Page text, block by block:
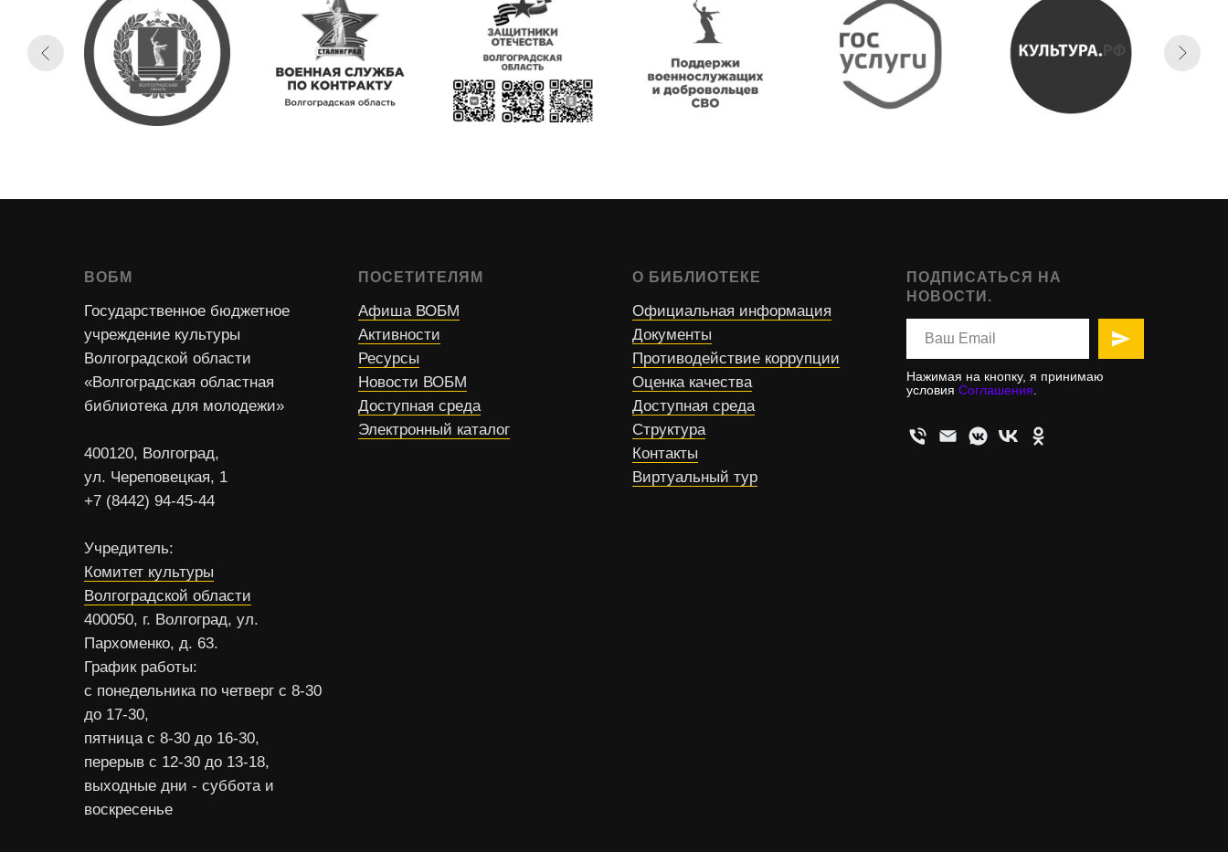
ВОБМ
Государственное бюджетное
учреждение культуры
Волгоградской области
«Волгоградская областная
библиотека для молодежи»
400120, Волгоград,
ул. Череповецкая, 1
+7 (8442) 94-45-44
Учредитель:
Комитет культуры
Волгоградской области
400050, г. Волгоград, ул.
Пархоменко, д. 63.
График работы:
с понедельника по четверг с 8-30
до 17-30,
пятница с 8-30 до 16-30,
перерыв с 12-30 до 13-18,
выходные дни - суббота и
воскресенье
ПОСЕТИТЕЛЯМ
Афиша ВОБМ
Активности
Ресурсы
Новости ВОБМ
Доступная среда
Электронный каталог
О БИБЛИОТЕКЕ
Официальная информация
Документы
Противодействие коррупции
Оценка качества
Доступная среда
Структура
Контакты
Виртуальный тур
ПОДПИСАТЬСЯ НА
НОВОСТИ.
Нажимая на кнопку, я принимаю
условия Соглашения